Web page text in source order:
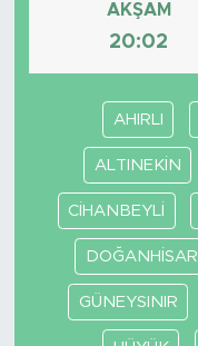
AKŞAM
20:02
AHIRLI
ALTINEKİN
CİHANBEYLİ
DOĞANHİSAR
GÜNEYSINIR